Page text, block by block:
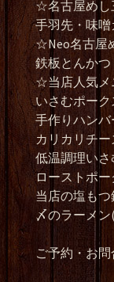
☆名古屋めし
手羽先・味噌
☆Neo名古屋
鉄板とんか
☆当店人気メ
いさむポー
手作りハンバ
カリカリチ
低温調理い
ローストポ
当店の塩もつ
〆のラーメ
ご予約・お